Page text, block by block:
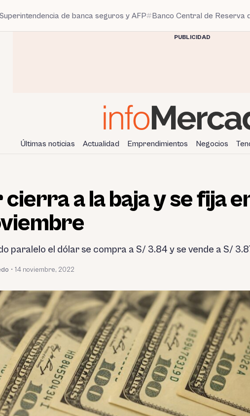
de banca seguros y AFP Banco Central de Reserva
PUBLICIDAD
Últimas noticias Actualidad Emprendimientos Negocios
a la baja y se fija
paralelo el dólar se compra a S/ 3.84 y se vende a S/
• 14 noviembre, 2022